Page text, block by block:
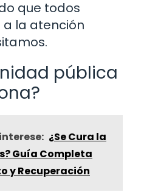
que todos
la atención
pública
¿Se Cura la
Guía Completa
y Recuperación